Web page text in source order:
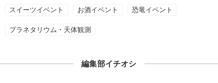
スイーツイベント お酒イベント 恐竜イベント
プラネタリウム・天体観測
編集部イチオシ